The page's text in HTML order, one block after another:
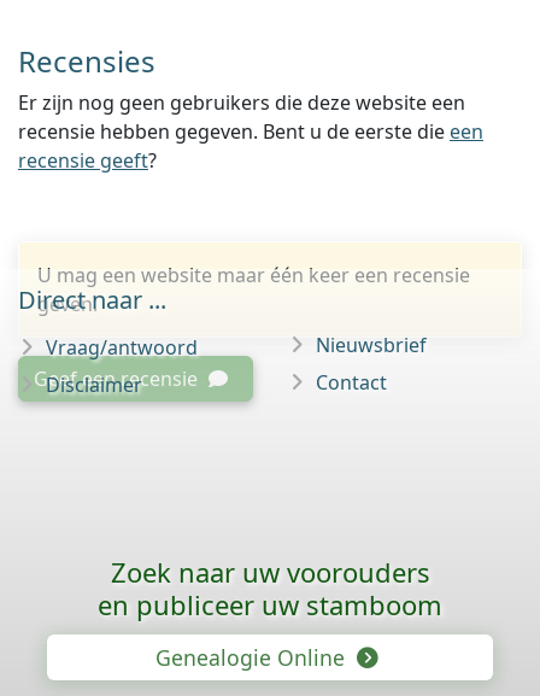
Recensies
Er zijn nog geen gebruikers die deze website een
recensie hebben gegeven. Bent u de eerste die een
recensie geeft?
U mag een website maar één keer een recensie
geven.
Geef een recensie
Direct naar ...
Vraag/antwoord
Disclaimer
Nieuwsbrief
Contact
Zoek naar uw voorouders
en publiceer uw stamboom
Genealogie Online